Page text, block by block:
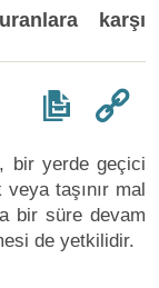
karşı
bir yerde geçici
taşınır mal
bir süre devam
de yetkilidir.